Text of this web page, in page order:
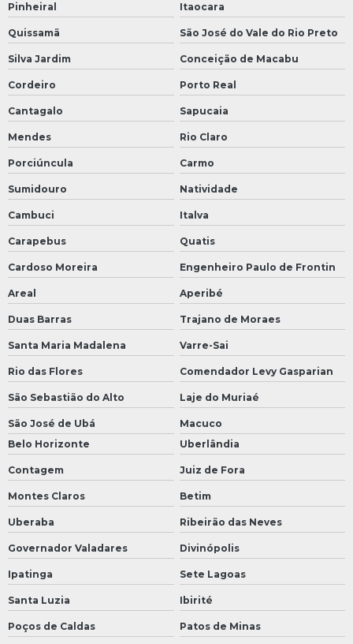
Pinheiral Itaocara
Quissamã São José do Vale do Rio Preto
Silva Jardim Conceição de Macabu
Cordeiro Porto Real
Cantagalo Sapucaia
Mendes Rio Claro
Porciúncula Carmo
Sumidouro Natividade
Cambuci Italva
Carapebus Quatis
Cardoso Moreira Engenheiro Paulo de Frontin
Areal Aperibé
Duas Barras Trajano de Moraes
Santa Maria Madalena Varre-Sai
Rio das Flores Comendador Levy Gasparian
São Sebastião do Alto Laje do Muriaé
São José de Ubá
Macuco
Belo Horizonte
Uberlândia
Contagem Juiz de Fora
Montes Claros Betim
Uberaba Ribeirão das Neves
Governador Valadares Divinópolis
Ipatinga Sete Lagoas
Santa Luzia Ibirité
Poços de Caldas Patos de Minas